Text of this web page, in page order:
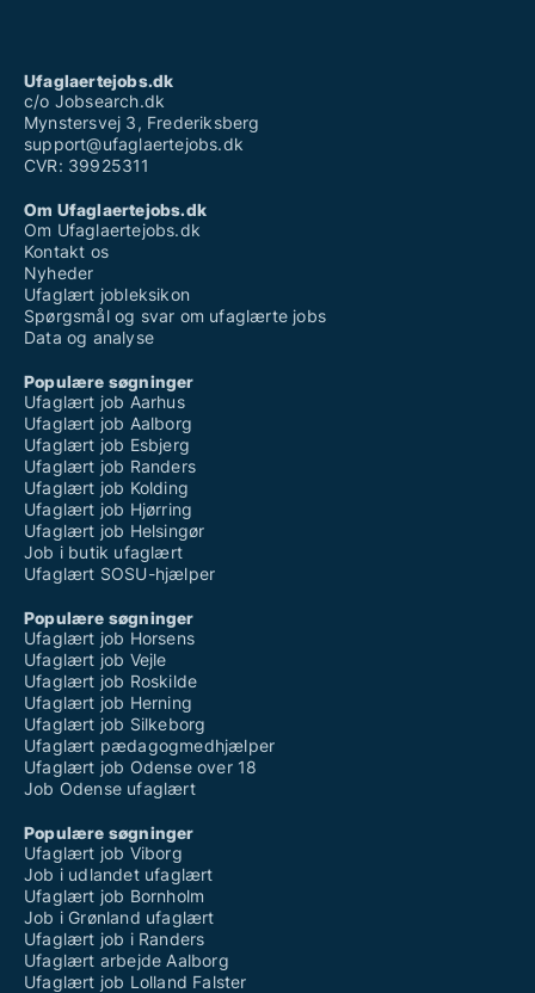
Ufaglært plejehjemsmedhjælper
Vikarbureau københavn ufaglært
Ufaglaertejobs.dk
c/o Jobsearch.dk
Mynstersvej 3, Frederiksberg
support@ufaglaertejobs.dk
CVR: 39925311
Om Ufaglaertejobs.dk
Om Ufaglaertejobs.dk
Kontakt os
Nyheder
Ufaglært jobleksikon
Spørgsmål og svar om ufaglærte jobs
Data og analyse
Populære søgninger
Ufaglært job Aarhus
Ufaglært job Aalborg
Ufaglært job Esbjerg
Ufaglært job Randers
Ufaglært job Kolding
Ufaglært job Hjørring
Ufaglært job Helsingør
Job i butik ufaglært
Ufaglært SOSU-hjælper
Populære søgninger
Ufaglært job Horsens
Ufaglært job Vejle
Ufaglært job Roskilde
Ufaglært job Herning
Ufaglært job Silkeborg
Ufaglært pædagogmedhjælper
Ufaglært job Odense over 18
Job Odense ufaglært
Populære søgninger
Ufaglært job Viborg
Job i udlandet ufaglært
Ufaglært job Bornholm
Job i Grønland ufaglært
Ufaglært job i Randers
Ufaglært arbejde Aalborg
Ufaglært job Lolland Falster